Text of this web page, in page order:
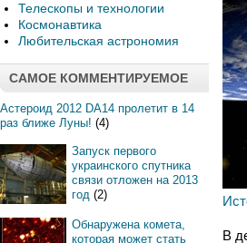
Телескопы и технологии
Космонавтика
Любительская астрономия
САМОЕ КОММЕНТИРУЕМОЕ
Астероид 2012 DA14 пролетит в 14
раз ближе Луны! (4)
Запуск первого
украинского спутника
связи отложен на 2013
год (2)
Обнаружена комета,
которая может стать
В